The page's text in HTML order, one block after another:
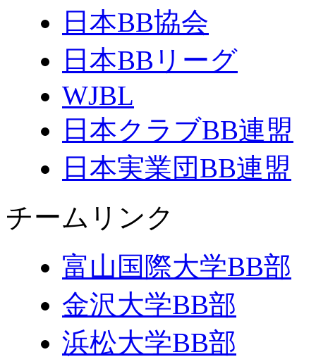
日本BB協会
日本BBリーグ
WJBL
日本クラブBB連盟
日本実業団BB連盟
チームリンク
富山国際大学BB部
金沢大学BB部
浜松大学BB部